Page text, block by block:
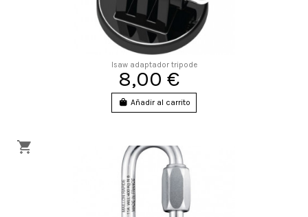
Isaw adaptador tripode
8,00 €
Añadir al carrito